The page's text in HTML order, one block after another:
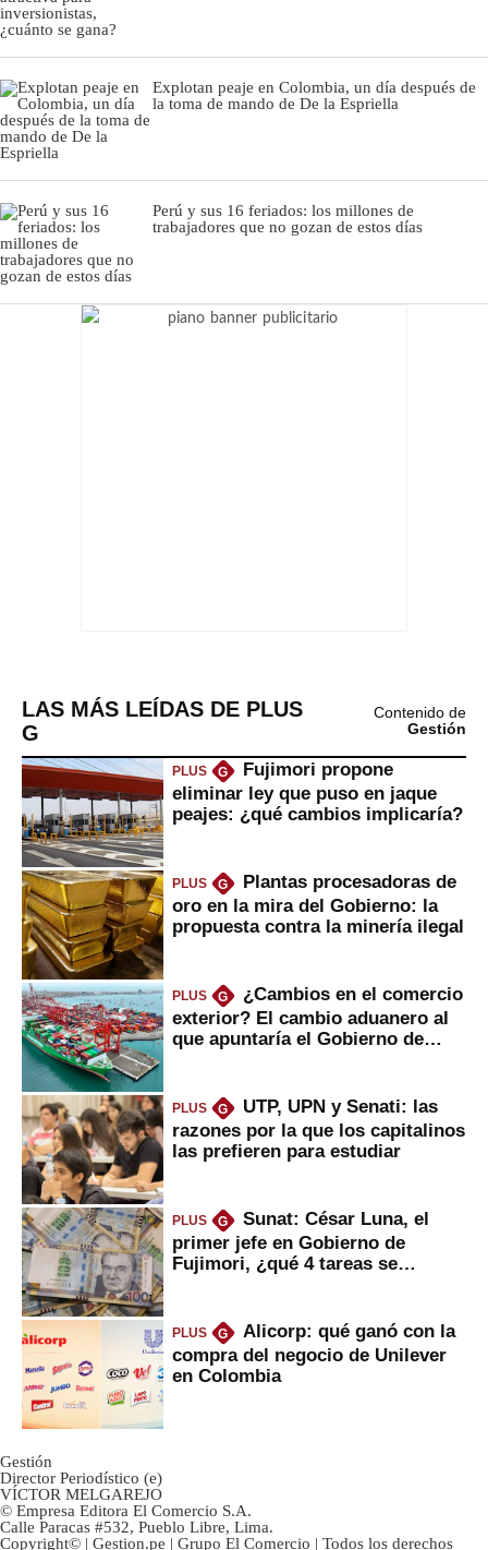
Explotan peaje en Colombia, un día después de
la toma de mando de De la Espriella
Perú y sus 16 feriados: los millones de
trabajadores que no gozan de estos días
LAS MÁS LEÍDAS DE PLUS
G
Contenido de
Gestión
PLUS G
Fujimori propone
eliminar ley que puso en jaque
peajes: ¿qué cambios implicaría?
PLUS G
Plantas procesadoras de
oro en la mira del Gobierno: la
propuesta contra la minería ilegal
PLUS G
¿Cambios en el comercio
exterior? El cambio aduanero al
que apuntaría el Gobierno de
PLUS G
UTP, UPN y Senati: las
razones por la que los capitalinos
las prefieren para estudiar
PLUS G
Sunat: César Luna, el
primer jefe en Gobierno de
Fujimori, ¿qué 4 tareas se
PLUS G
Alicorp: qué ganó con la
compra del negocio de Unilever
en Colombia
Gestión
Director Periodístico (e)
VÍCTOR MELGAREJO
© Empresa Editora El Comercio S.A.
Calle Paracas #532, Pueblo Libre, Lima.
Copyright© | Gestion.pe | Grupo El Comercio | Todos los derechos